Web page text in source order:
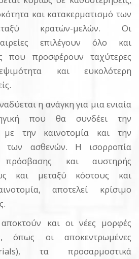
και κατακερματισμό των
κρατών-μελών. Οι
επιλέγουν όλο και
που προσφέρουν ταχύτερες
και ευκολότερη
η ανάγκη για μια ενιαία
που θα συνδέει την
με την καινοτομία και την
των ασθενών. Η ισορροπία
πρόσβασης και αυστηρής
και μεταξύ κόστους και
αποτελεί κρίσιμο
αποκτούν και οι νέες μορφές
όπως οι αποκεντρωμένες
τα προσαρμοστικά